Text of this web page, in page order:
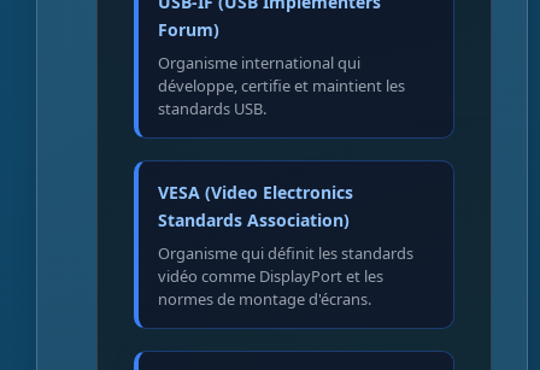
Forum)
Organisme international qui
développe, certifie et maintient les
standards USB.
VESA (Video Electronics
Standards Association)
Organisme qui définit les standards
vidéo comme DisplayPort et les
normes de montage d'écrans.